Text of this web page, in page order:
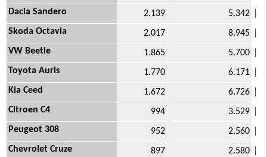
Dacia Sandero
2.139
5.342
Skoda Octavia
2.017
8.945
VW Beetle
1.865
5.700
Toyota Auris
1.770
6.171
Kia Ceed
1.672
6.726
Citroen C4
994
3.529
Peugeot 308
952
2.560
Chevrolet Cruze
897
2.580